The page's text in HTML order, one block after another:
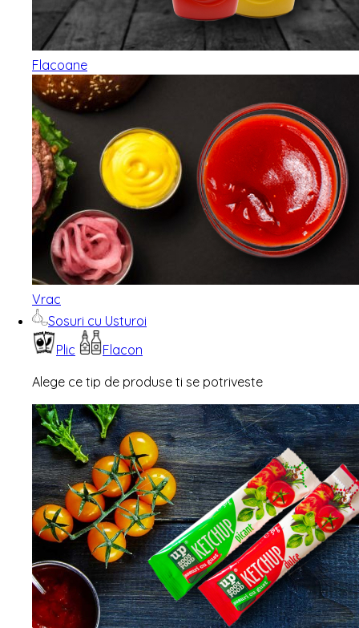
Flacoane
Vrac
Sosuri cu Usturoi
Plic
Flacon
Alege ce tip de produse ti se potriveste